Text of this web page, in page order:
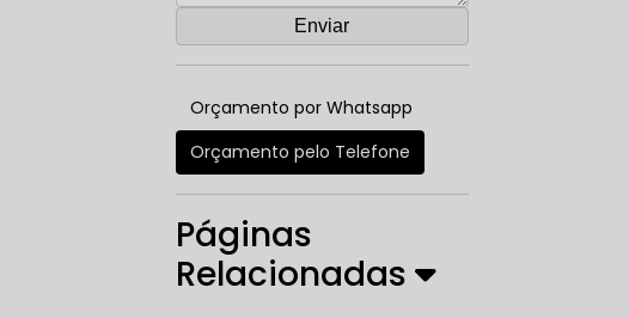
Orçamento por Whatsapp
Orçamento pelo Telefone
Páginas
Relacionadas